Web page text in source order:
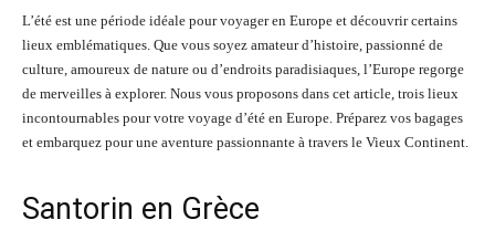
L’été est une période idéale pour voyager en Europe et découvrir certains
lieux emblématiques. Que vous soyez amateur d’histoire, passionné de
culture, amoureux de nature ou d’endroits paradisiaques, l’Europe regorge
de merveilles à explorer. Nous vous proposons dans cet article, trois lieux
incontournables pour votre voyage d’été en Europe. Préparez vos bagages
et embarquez pour une aventure passionnante à travers le Vieux Continent.
Santorin en Grèce